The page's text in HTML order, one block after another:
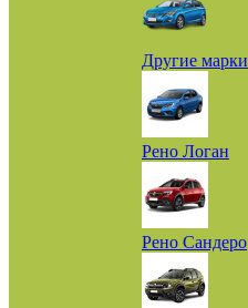
Другие марки
Рено Логан
Рено Сандеро